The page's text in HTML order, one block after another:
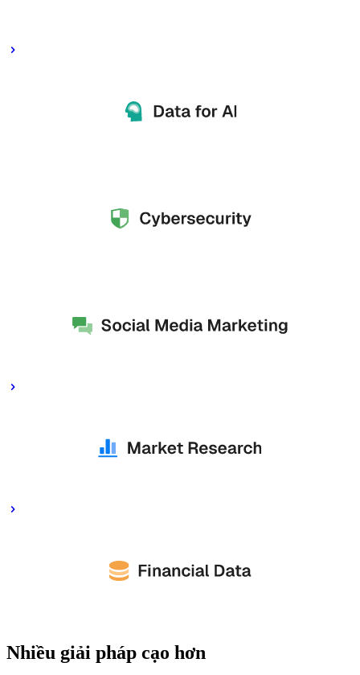
Nhiều giải pháp cạo hơn